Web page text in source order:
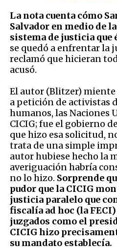
La nota cuenta cómo
Salvador en medio de
sistema de justicia que
se quedó a enfrentar la
reclamó que hicieran
acusó.
El autor (Blitzer) miente
a petición de activistas
humanos, las Naciones
CICIG; fue el gobierno
que hizo esa solicitud,
trata de una simple
autor hubiese hecho la
averiguación habría
no lo hizo. Sorprende
pudor que la CICIG
justicia paralelo que
fiscalía ad hoc (la
juzgados como el
CICIG hizo
su mandato establecía.